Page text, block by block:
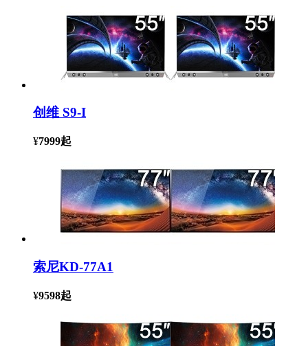
创维 S9-I
¥7999起
索尼KD-77A1
¥9598起